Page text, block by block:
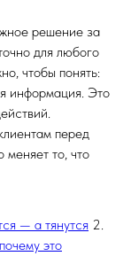
решение за
для любого
чтобы понять:
информация. Это
перед
то, что
— а тянутся 2.
это